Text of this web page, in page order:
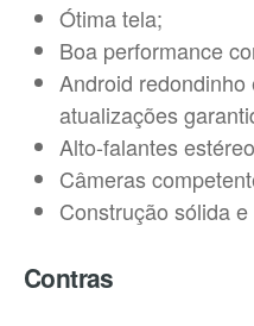
Ótima tela;
Boa performance
Android
atualizações
Alto-falantes
Câmeras
Construção sólida
Contras